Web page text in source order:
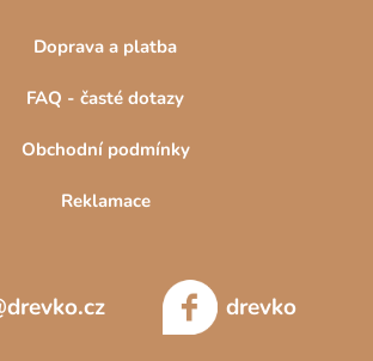
Doprava a platba
FAQ - časté dotazy
Obchodní podmínky
Reklamace
drevko